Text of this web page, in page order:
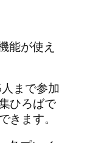
能が使え
まで参加
ひろばで
きます。